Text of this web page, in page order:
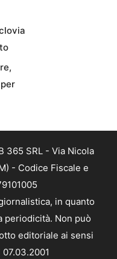
365 SRL - Via Nicola
- Codice Fiscale e
in quanto
periodicità. Non può
editoriale ai sensi